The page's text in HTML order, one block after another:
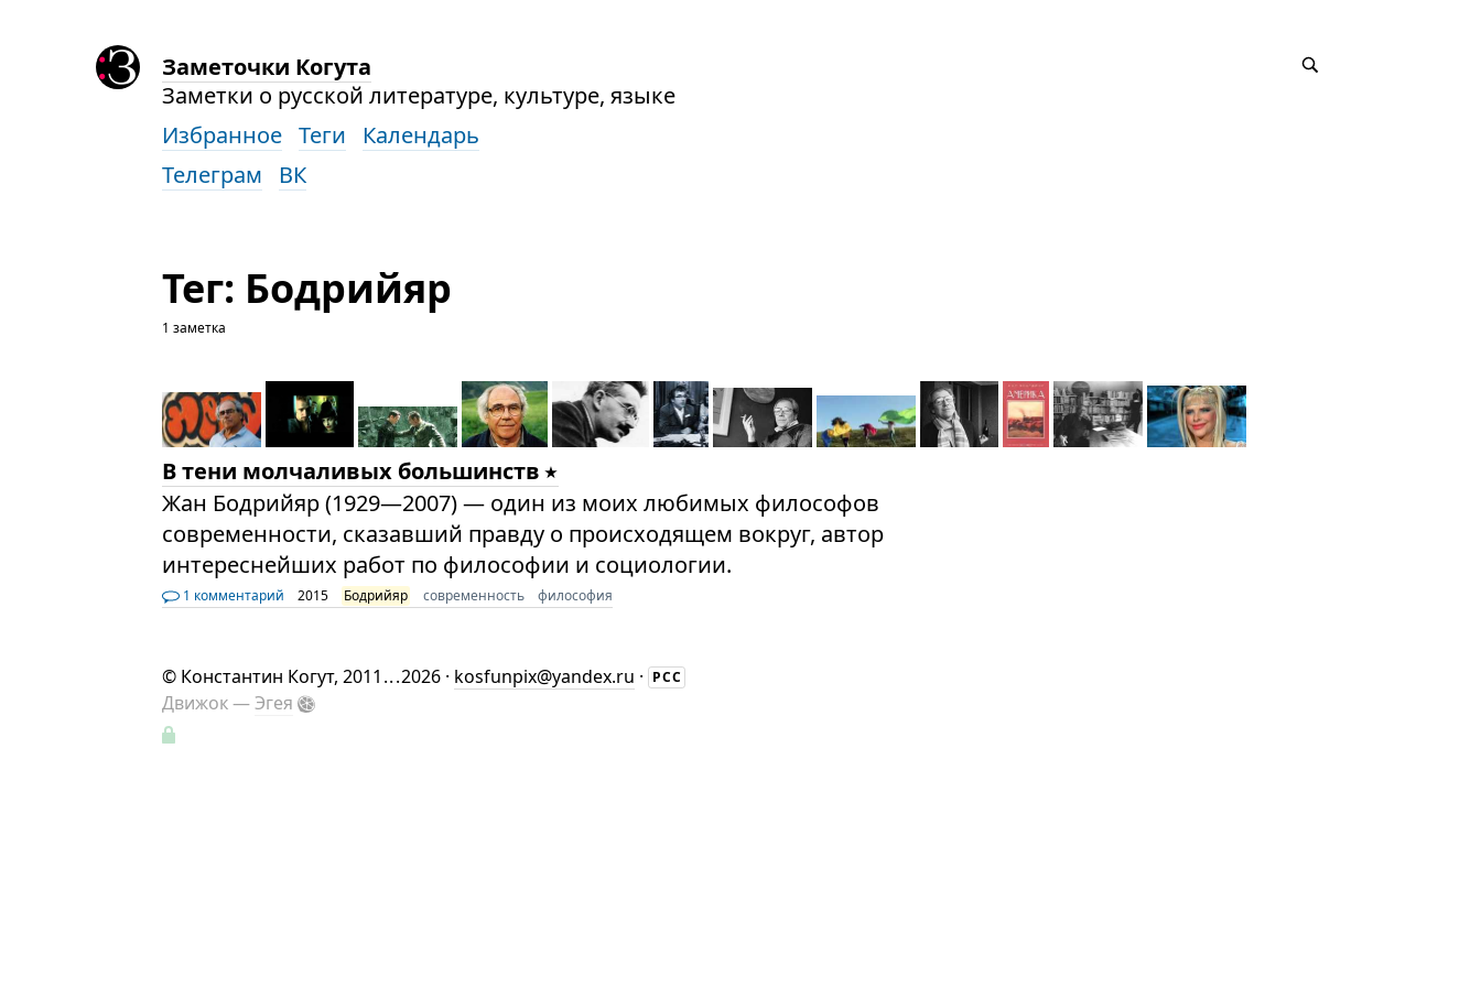
Заметочки Когута
Заметки о русской литературе, культуре, языке
Избранное Теги
Календарь
Телеграм
ВК
Тег: Бодрийяр
1 заметка
В тени молчаливых большинств
Жан Бодрийяр (1929—2007) — один из моих любимых философов
современности, сказавший правду о происходящем вокруг, автор
интереснейших работ по философии и социологии.
1 комментарий 2015 Бодрийяр современность философия
© Константин Когут, 2011 ...2026 · kosfunpix@yandex.ru · РСС
Движок —Эгея